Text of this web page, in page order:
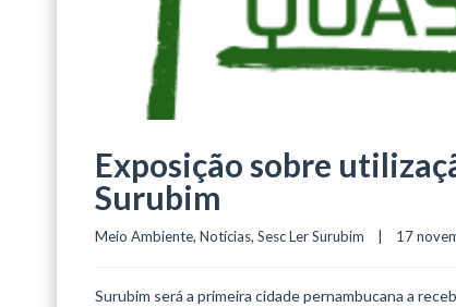
Exposição sobre
Surubim
Meio Ambiente, Notícias, Sesc Ler Surubim
|    17
Surubim será a primeira cidade pernambucana a